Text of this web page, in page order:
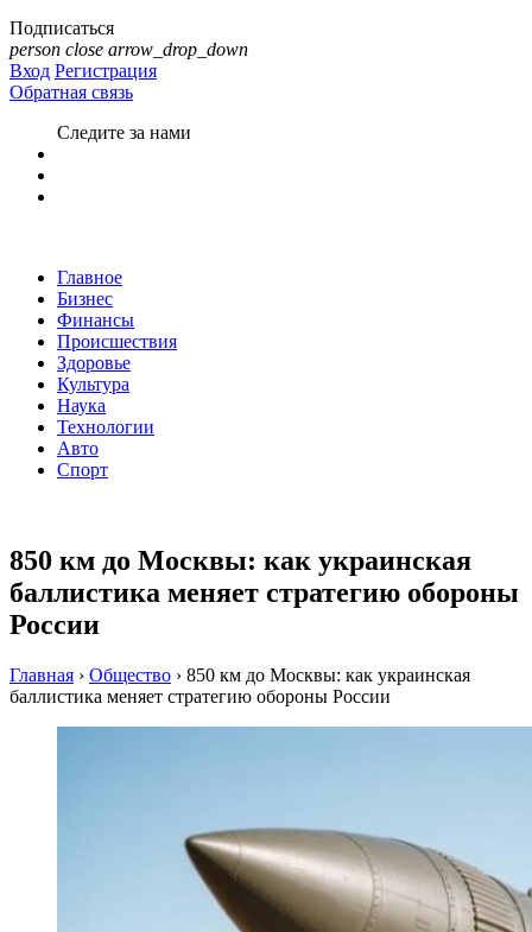
Подписаться
person close arrow_drop_down
Вход Регистрация
Обратная связь
Следите за нами
Главное
Бизнес
Финансы
Происшествия
Здоровье
Культура
Наука
Технологии
Авто
Спорт
850 км до Москвы: как украинская
баллистика меняет стратегию обороны
России
Главная › Общество › 850 км до Москвы: как украинская
баллистика меняет стратегию обороны России